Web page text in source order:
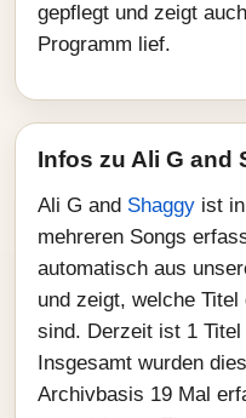
gepflegt und zeigt
Programm lief.
Infos zu Ali G and
Ali G and Shaggy ist
mehreren Songs
automatisch aus
und zeigt, welche
sind. Derzeit ist 1
Insgesamt wurden
Archivbasis 19 Mal